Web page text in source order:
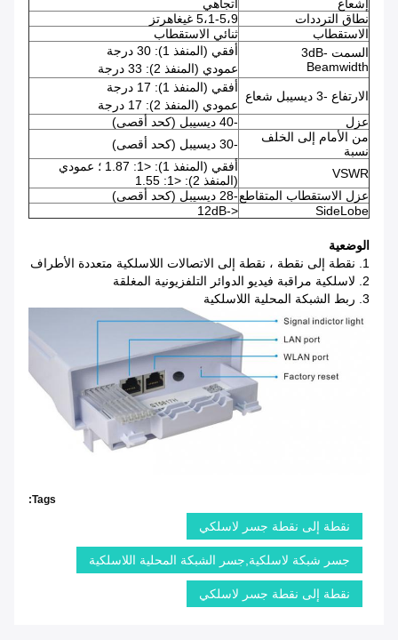
إشعاع
اتجاهي
نطاق الترددات
5،1-5،9 غيغاهرتز
الاستقطاب
ثنائي الاستقطاب
السمت -3dB
Beamwidth
أفقي (المنفذ 1): 30 درجة
عمودي (المنفذ 2): 33 درجة
الارتفاع -3 ديسيبل شعاع
أفقي (المنفذ 1): 17 درجة
عمودي (المنفذ 2): 17 درجة
عزل
-40 ديسيبل (كحد أقصى)
من الأمام إلى الخلف
نسبة
-30 ديسيبل (كحد أقصى)
VSWR
أفقي (المنفذ 1): <1: 1.87 ؛ عمودي
(المنفذ 2): <1: 1.55
عزل الاستقطاب المتقاطع-28 ديسيبل (كحد أقصى)
SideLobe
<-12dB
الوضعية
1. نقطة إلى نقطة ، نقطة إلى الاتصالات اللاسلكية متعددة الأطراف
2. لاسلكية مراقبة فيديو الدوائر التلفزيونية المغلقة
3. ربط الشبكة المحلية اللاسلكية
Tags:
نقطة إلى نقطة جسر لاسلكي
جسر شبكة لاسلكية,جسر الشبكة المحلية اللاسلكية
نقطة إلى نقطة جسر لاسلكي